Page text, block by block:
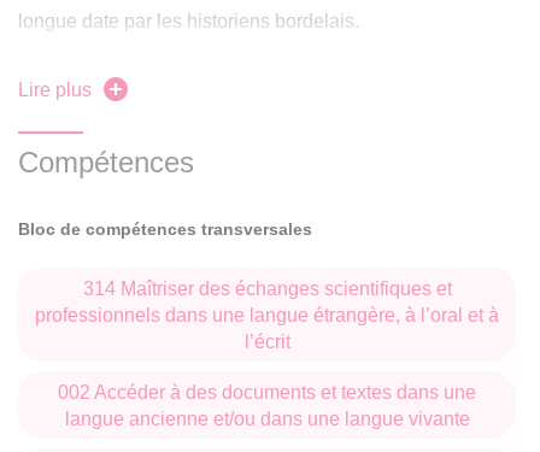
longue date par les historiens bordelais.
Cette première véritable ouverture à la recherche constitue
dans la logique du système LMD (licence - master -
doctorat) et un jalon nécessaire à l’accession à
offre également un renforcement de la formation historique,
disciplinaire et méthodologique, qui augmente très
sensiblement le taux de réussite au CAPES.
Le master Histoire est le seul à répondre à cette
Lire plus
Compétences
Bloc de compétences transversales
314 Maîtriser des échanges scientifiques et
professionnels dans une langue étrangère, à l’oral et à
l’écrit
002 Accéder à des documents et textes dans une
langue ancienne et/ou dans une langue vivante